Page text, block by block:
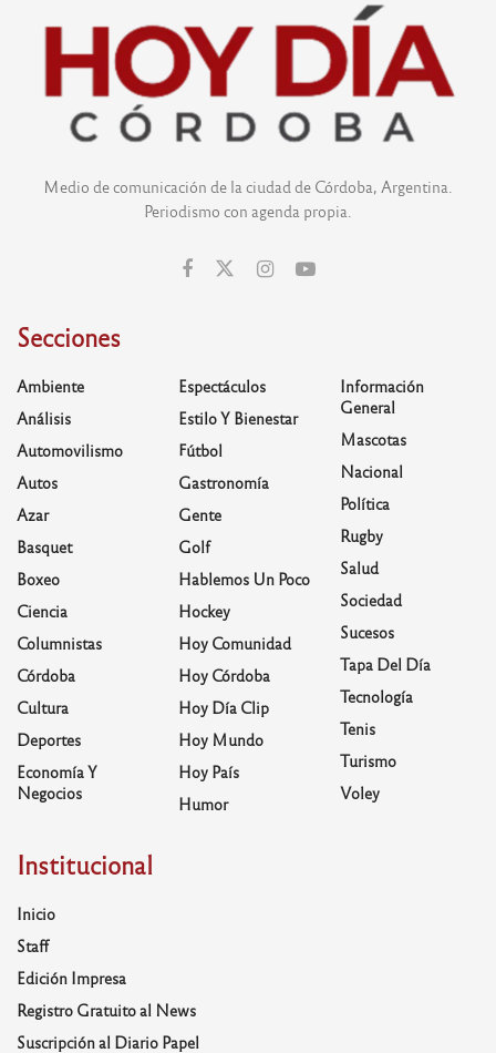
Medio de comunicación de la ciudad de Córdoba, Argentina.
Periodismo con agenda propia.
Secciones
Ambiente
Análisis
Automovilismo
Autos
Azar
Basquet
Boxeo
Ciencia
Columnistas
Córdoba
Cultura
Deportes
Economía Y
Negocios
Espectáculos
Estilo Y Bienestar
Fútbol
Gastronomía
Gente
Golf
Hablemos Un Poco
Hockey
Hoy Comunidad
Hoy Córdoba
Hoy Día Clip
Hoy Mundo
Hoy País
Humor
Información
General
Mascotas
Nacional
Política
Rugby
Salud
Sociedad
Sucesos
Tapa Del Día
Tecnología
Tenis
Turismo
Voley
Institucional
Inicio
Staff
Edición Impresa
Registro Gratuito al News
Suscripción al Diario Papel